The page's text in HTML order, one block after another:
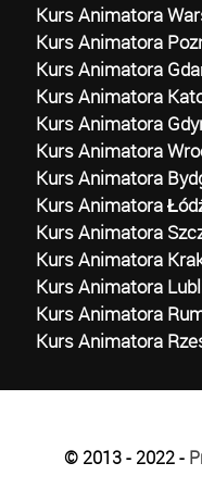
Kurs Animatora
Kurs Animatora
Kurs Animatora
Kurs Animatora
Kurs Animatora
Kurs Animatora
Kurs Animatora
Kurs Animatora
Kurs Animatora
Kurs Animatora
Kurs Animatora
Kurs Animatora
Kurs Animatora
© 2013 - 2022 -